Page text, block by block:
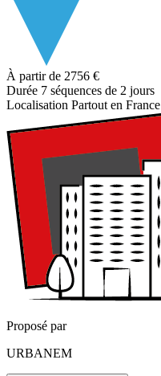
À partir de 2756 €
Durée 7 séquences de 2 jours
Localisation Partout en France
Proposé par
URBANEM